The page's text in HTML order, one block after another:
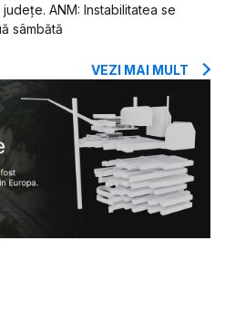
ANM: Instabilitatea se
sâmbătă
VEZI MAI MULT